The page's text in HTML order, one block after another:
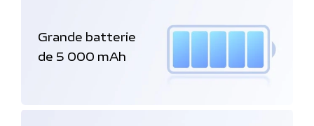
Grande batterie
de 5 000 mAh